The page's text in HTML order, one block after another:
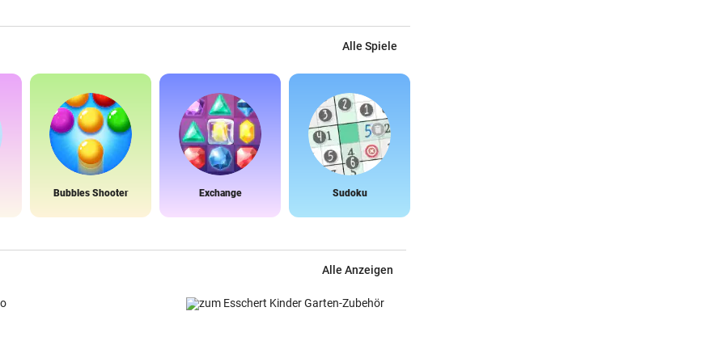
Alle Spiele
Bubbles Shooter Exchange Sudoku
Alle Anzeigen